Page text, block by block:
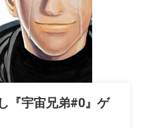
『宇宙兄弟#0』ゲ